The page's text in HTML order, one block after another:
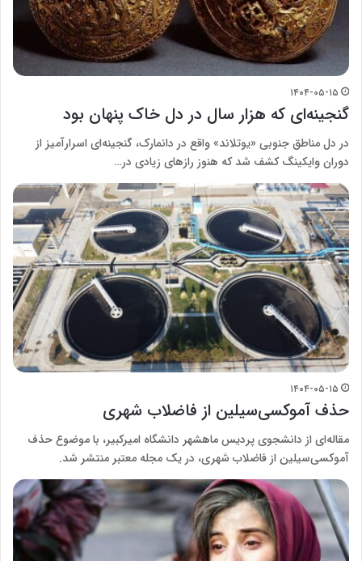
۱۴۰۴-۰۵-۱۵
گنجینه‌ای که هزار سال در دل خاک پنهان بود
در دل مناطق جنوبی «یوتلاند» ‌واقع در دانمارک، گنجینه‌ای اسرارآمیز از
دوران وایکینگ‌ کشف شد که هنوز رازهای زیادی در…
۱۴۰۴-۰۵-۱۵
حذف آموکسی‌سیلین از فاضلاب شهری
مقاله‌ای از دانشجوی پردیس ماهشهر دانشگاه امیرکبیر، با موضوع حذف
آموکسی‌سیلین از فاضلاب شهری، در یک مجله معتبر منتشر شد.